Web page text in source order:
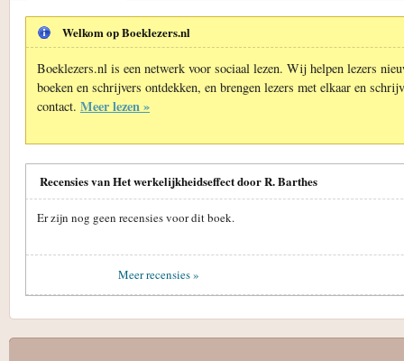
Welkom op Boeklezers.nl
Boeklezers.nl is een netwerk voor sociaal lezen. Wij helpen lezers
boeken en schrijvers ontdekken, en brengen lezers met elkaar en
contact. Meer lezen »
Recensies van Het werkelijkheidseffect door R. Barthes
Er zijn nog geen recensies voor dit boek.
Meer recensies »